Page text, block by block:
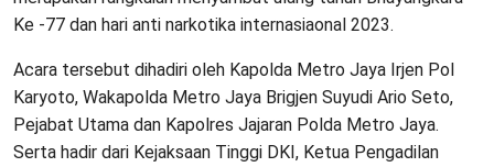
Ke -77 dan hari anti narkotika internasiaonal 2023.
Acara tersebut dihadiri oleh Kapolda Metro Jaya Irjen Pol
Karyoto, Wakapolda Metro Jaya Brigjen Suyudi Ario Seto,
Pejabat Utama dan Kapolres Jajaran Polda Metro Jaya.
Serta hadir dari Kejaksaan Tinggi DKI, Ketua Pengadilan